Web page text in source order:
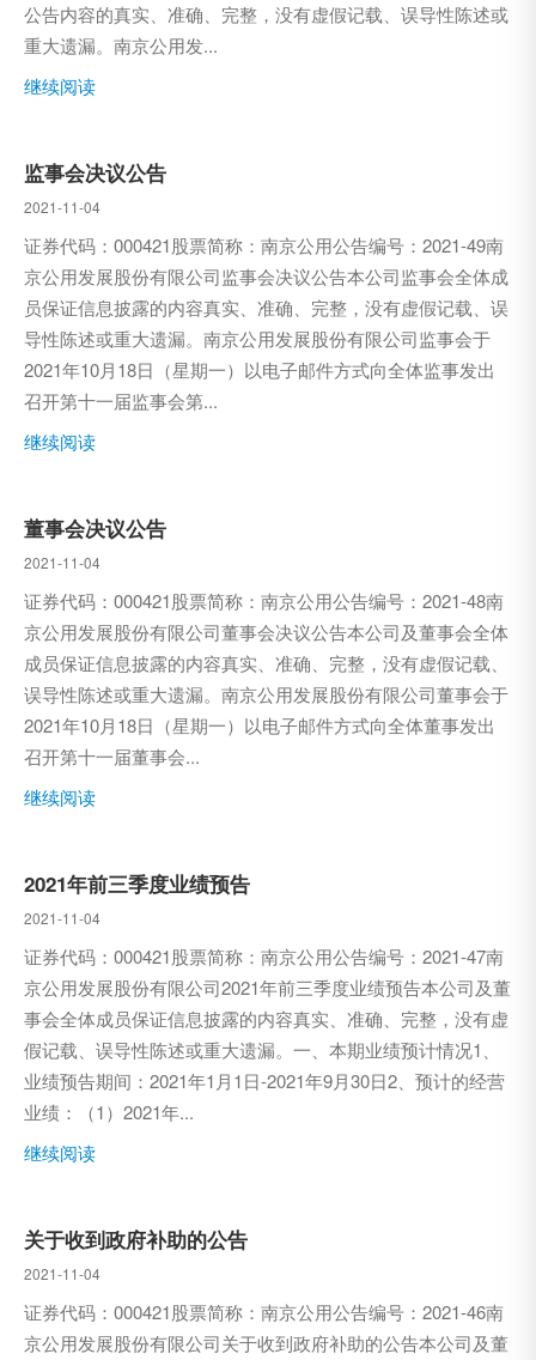
公告内容的真实、准确、完整，没有虚假记载、误导性陈述或
重大遗漏。南京公用发...
继续阅读
监事会决议公告
2021-11-04
证券代码：000421股票简称：南京公用公告编号：2021-49南
京公用发展股份有限公司监事会决议公告本公司监事会全体成
员保证信息披露的内容真实、准确、完整，没有虚假记载、误
导性陈述或重大遗漏。南京公用发展股份有限公司监事会于
2021年10月18日（星期一）以电子邮件方式向全体监事发出
召开第十一届监事会第...
继续阅读
董事会决议公告
2021-11-04
证券代码：000421股票简称：南京公用公告编号：2021-48南
京公用发展股份有限公司董事会决议公告本公司及董事会全体
成员保证信息披露的内容真实、准确、完整，没有虚假记载、
误导性陈述或重大遗漏。南京公用发展股份有限公司董事会于
2021年10月18日（星期一）以电子邮件方式向全体董事发出
召开第十一届董事会...
继续阅读
2021年前三季度业绩预告
2021-11-04
证券代码：000421股票简称：南京公用公告编号：2021-47南
京公用发展股份有限公司2021年前三季度业绩预告本公司及董
事会全体成员保证信息披露的内容真实、准确、完整，没有虚
假记载、误导性陈述或重大遗漏。一、本期业绩预计情况1、
业绩预告期间：2021年1月1日-2021年9月30日2、预计的经营
业绩：（1）2021年...
继续阅读
关于收到政府补助的公告
2021-11-04
证券代码：000421股票简称：南京公用公告编号：2021-46南
京公用发展股份有限公司关于收到政府补助的公告本公司及董